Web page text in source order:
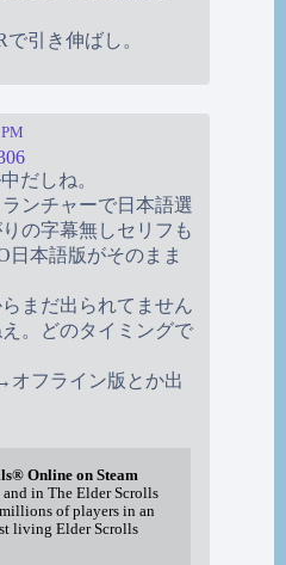
引き伸ばし。
だしね。
ンチャーで日本語選
の字幕無しセリフも
日本語版がそのまま
まだ出られてません
。どのタイミングで
オフライン版とか出
Online on Steam
and in The Elder Scrolls
of players in an
living Elder Scrolls